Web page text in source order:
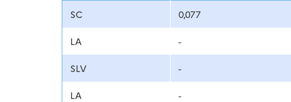
SC
0,077
LA -
SLV -
LA -